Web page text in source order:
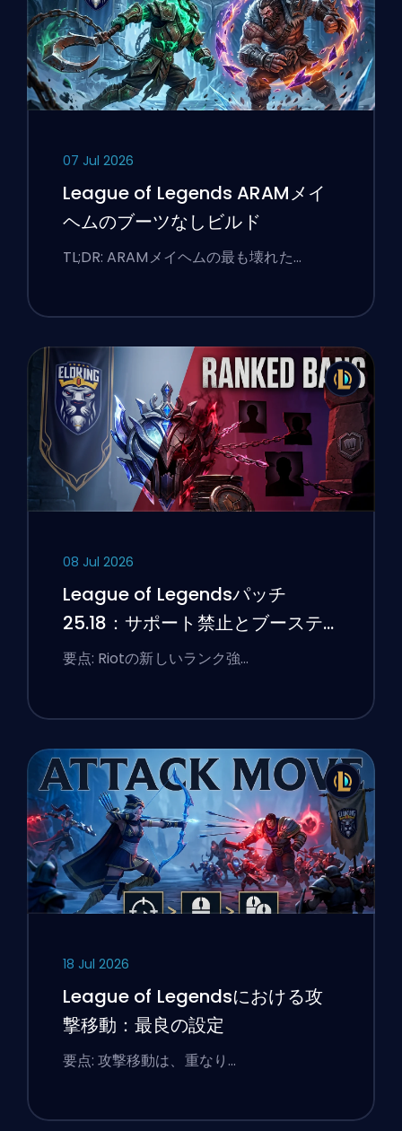
07 Jul 2026
League of Legends ARAMメイ
ヘムのブーツなしビルド
TL;DR: ARAMメイヘムの最も壊れた…
08 Jul 2026
League of Legendsパッチ
25.18：サポート禁止とブーステ
ィングのフラグ
要点: Riotの新しいランク強…
18 Jul 2026
League of Legendsにおける攻
撃移動：最良の設定
要点: 攻撃移動は、重なり…